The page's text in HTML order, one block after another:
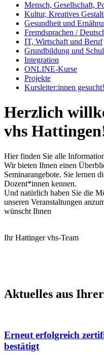
Mensch, Gesellschaft,
Kultur, Kreatives
Gesundheit und
Fremdsprachen /
IT, Wirtschaft und Beruf
Grundbildung und
Integration
ONLINE-Kurse
Projekte
Kursleiter:innen gesucht!
Herzlich
vhs
Hier finden Sie alle
Wir bieten Ihnen einen
Seminarangebote. Sie lernen
Dozent*innen kennen.
Und natürlich haben Sie die
unseren Veranstaltungen
wünscht Ihnen
Ihr Hattinger vhs-Team
Aktuelles aus
Erneut erfolgreich
bestätigt